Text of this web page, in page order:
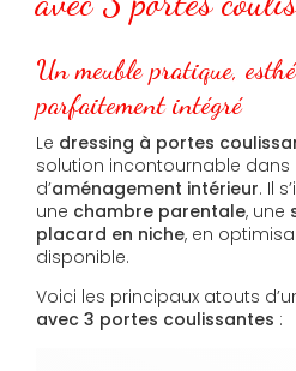
Un meuble pratique,
parfaitement intégré
Le dressing à portes
solution incontournable dans
d’aménagement intérieur. Il
une chambre parentale, une
placard en niche, en
disponible.
Voici les principaux atouts
avec 3 portes coulissantes :